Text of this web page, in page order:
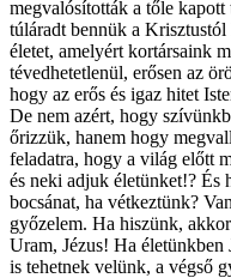
megvalósították a tőle
túláradt bennük a
életet, amelyért kortársaink
tévedhetetlenül, erősen az
hogy az erős és igaz hitet
De nem azért, hogy
őrizzük, hanem hogy
feladatra, hogy a világ előtt
és neki adjuk életünket!? És
bocsánat, ha vétkeztünk?
győzelem. Ha hiszünk,
Uram, Jézus! Ha
is tehetnek velünk, a végső